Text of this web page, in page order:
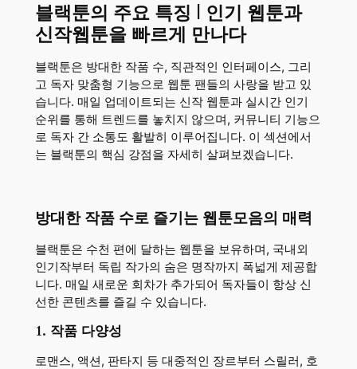
블랙툰의 주요 특징 | 인기 웹툰과
신작웹툰을 빠르게 만나다
블랙툰은 방대한 작품 수, 직관적인 인터페이스, 그리
고 독자 맞춤형 기능으로 웹툰 팬들의 사랑을 받고 있
습니다. 매일 업데이트되는 신작 웹툰과 실시간 인기
순위를 통해 트렌드를 놓치지 않으며, 커뮤니티 기능으
로 독자 간 소통도 활발히 이루어집니다. 이 섹션에서
는 블랙툰의 핵심 강점을 자세히 살펴보겠습니다.
방대한 작품 수로 즐기는 웹툰모음의 매력
블랙툰은 수천 편에 달하는 웹툰을 보유하며, 국내외
인기작부터 독립 작가의 숨은 명작까지 폭넓게 제공합
니다. 매일 새로운 회차가 추가되어 독자들이 항상 신
선한 콘텐츠를 즐길 수 있습니다.
1. 작품 다양성
로맨스, 액션, 판타지 등 대중적인 장르부터 스릴러, 호